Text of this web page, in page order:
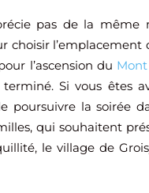
pas de la même
choisir
l’ascension du
Si vous êtes
poursuivre la soirée
qui souhaitent
le village de